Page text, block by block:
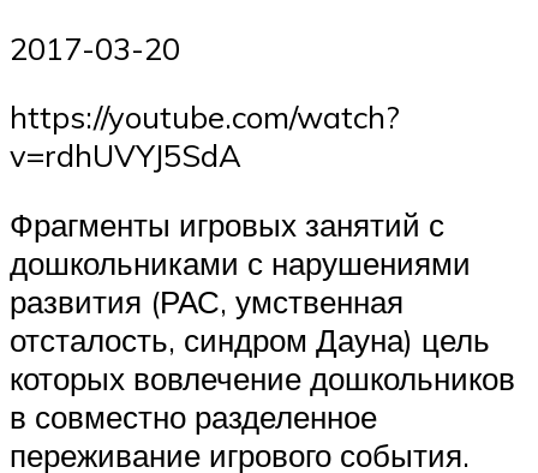
2017-03-20
https://youtube.com/watch?
v=rdhUVYJ5SdA
Фрагменты игровых занятий с
дошкольниками с нарушениями
развития (РАС, умственная
отсталость, синдром Дауна) цель
которых вовлечение дошкольников
в совместно разделенное
переживание игрового события.